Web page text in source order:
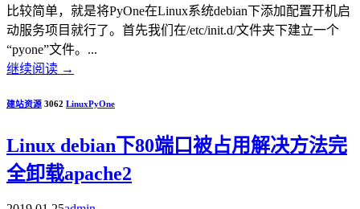
比较简单，就是将PyOne在Linux系统debian下添加配置开机启
动服务项目就行了。首先我们在/etc/init.d/文件夹下建立一个
“pyone”文件。...
继续阅读 →
建站资源 3062 LinuxPyOne
Linux debian下80端口被占用解决方法完
全卸载apache2